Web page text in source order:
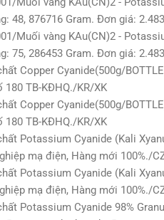
48, 876716 Gram. Đơn giá:
Muối vàng KAu(CN)2 -
75, 286453 Gram. Đơn giá:
Copper Cyanide(500g/
180 TB-KĐHQ./KR/XK
Copper Cyanide(500g/
180 TB-KĐHQ./KR/XK
Potassium Cyanide (Kali
mạ điện, Hàng mới 100%./
Potassium Cyanide (Kali
mạ điện, Hàng mới 100%./
Potassium Cyanide 98%